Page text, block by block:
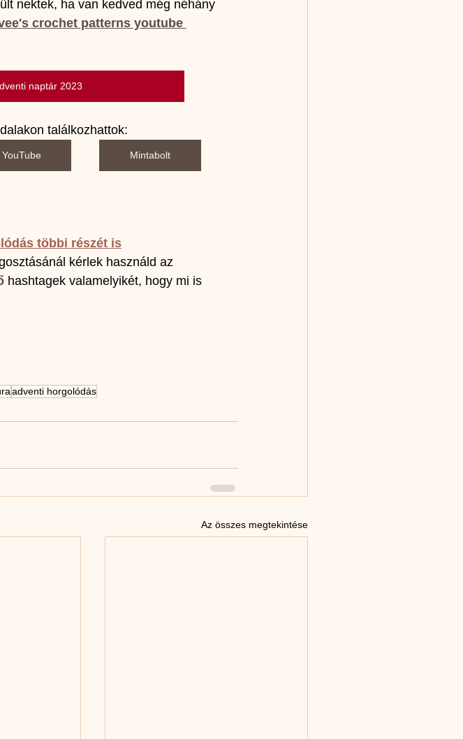
nektek, ha van kedved még néhány
crochet patterns youtube
naptár 2023
találkozhattok:
YouTube Mintabolt
többi részét is
kérlek használd az
hashtagek valamelyikét, hogy mi is
adventi horgolódás
Az összes megtekintése